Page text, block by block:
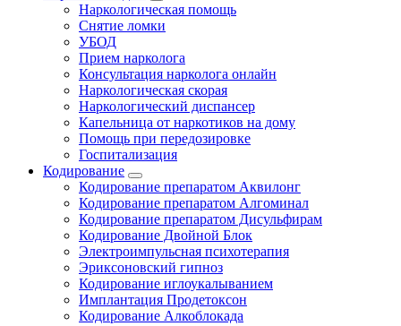
Наркологическая помощь
Снятие ломки
УБОД
Прием нарколога
Консультация нарколога онлайн
Наркологическая скорая
Наркологический диспансер
Капельница от наркотиков на дому
Помощь при передозировке
Госпитализация
Кодирование
Кодирование препаратом Аквилонг
Кодирование препаратом Алгоминал
Кодирование препаратом Дисульфирам
Кодирование Двойной Блок
Электроимпульсная психотерапия
Эриксоновский гипноз
Кодирование иглоукалыванием
Имплантация Продетоксон
Кодирование Алкоблокада